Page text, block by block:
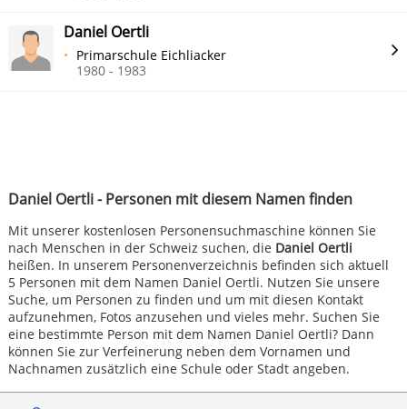
Daniel Oertli - Personen mit diesem Namen finden
Mit unserer kostenlosen Personensuchmaschine können Sie
nach Menschen in der Schweiz suchen, die Daniel Oertli
heißen. In unserem Personenverzeichnis befinden sich aktuell
5 Personen mit dem Namen Daniel Oertli. Nutzen Sie unsere
Suche, um Personen zu finden und um mit diesen Kontakt
aufzunehmen, Fotos anzusehen und vieles mehr. Suchen Sie
eine bestimmte Person mit dem Namen Daniel Oertli? Dann
können Sie zur Verfeinerung neben dem Vornamen und
Nachnamen zusätzlich eine Schule oder Stadt angeben.
Daniel Oertli
Primarschule Eichliacker
1980 - 1983